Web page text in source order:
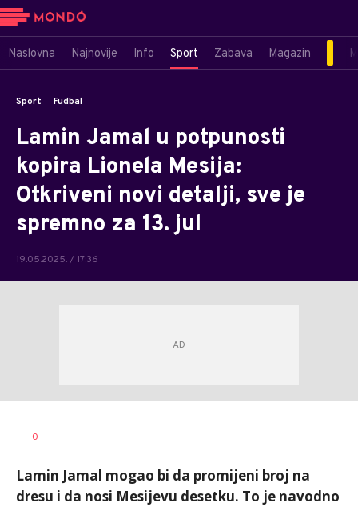
Naslovna Najnovije Info Sport Zabava Magazin
Sport Fudbal
Lamin Jamal u potpunosti
kopira Lionela Mesija:
Otkriveni novi detalji, sve je
spremno za 13. jul
19.05.2025. / 17:36
AUTOR
0
Lamin Jamal mogao bi da promijeni broj na
dresu i da nosi Mesijevu desetku. To je navodno